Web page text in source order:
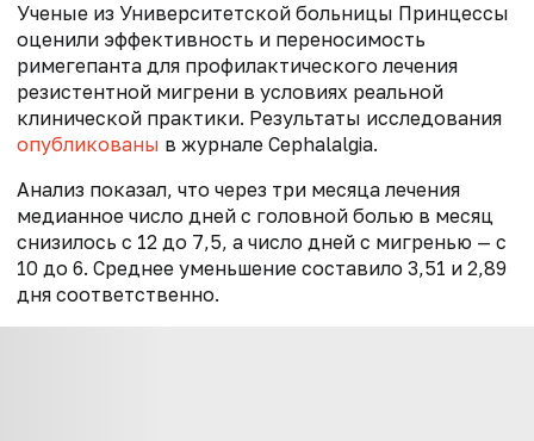
Ученые из Университетской больницы Принцессы
оценили эффективность и переносимость
римегепанта для профилактического лечения
резистентной мигрени в условиях реальной
клинической практики. Результаты исследования
опубликованы в журнале Cephalalgia.
Анализ показал, что через три месяца лечения
медианное число дней с головной болью в месяц
снизилось с 12 до 7,5, а число дней с мигренью — с
10 до 6. Среднее уменьшение составило 3,51 и 2,89
дня соответственно.